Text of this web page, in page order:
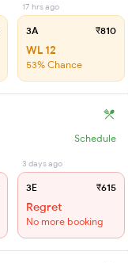
17 hrs ago
3A ₹810
WL 12
53% Chance
Schedule
3 days ago
3E ₹615
Regret
No more booking